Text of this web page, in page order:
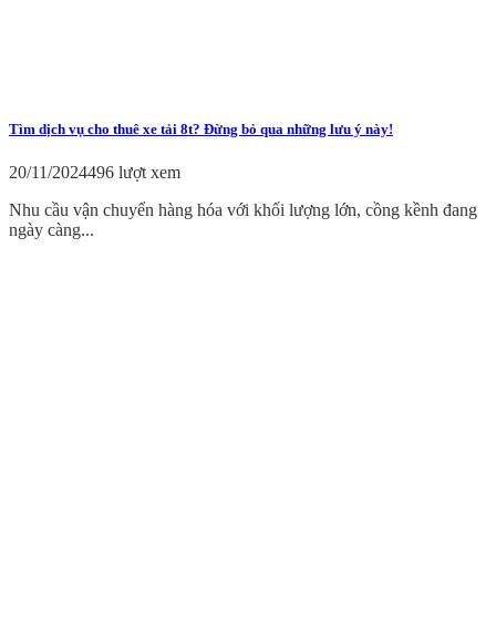
Tìm dịch vụ cho thuê xe tải 8t? Đừng bỏ qua những lưu ý này!
20/11/2024496 lượt xem
Nhu cầu vận chuyển hàng hóa với khối lượng lớn, cồng kềnh đang
ngày càng...